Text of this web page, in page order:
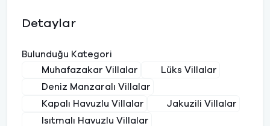
Detaylar
Bulunduğu Kategori
Muhafazakar Villalar
Lüks Villalar
Deniz Manzaralı Villalar
Kapalı Havuzlu Villalar
Jakuzili Villalar
Isıtmalı Havuzlu Villalar